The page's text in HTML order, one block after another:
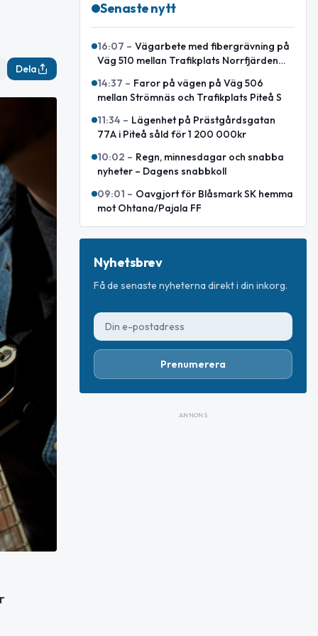
Dela
Senaste nytt
16:07 – Vägarbete med fibergrävning på
Väg 510 mellan Trafikplats Norrfjärden
14:37 – Faror på vägen på Väg 506
mellan Strömnäs och Trafikplats Piteå S
11:34 – Lägenhet på Prästgårdsgatan
77A i Piteå såld för 1 200 000kr
10:02 – Regn, minnesdagar och snabba
nyheter – Dagens snabbkoll
09:01 – Oavgjort för Blåsmark SK hemma
mot Ohtana/Pajala FF
Nyhetsbrev
Få de senaste nyheterna direkt i din inkorg.
Prenumerera
ANNONS